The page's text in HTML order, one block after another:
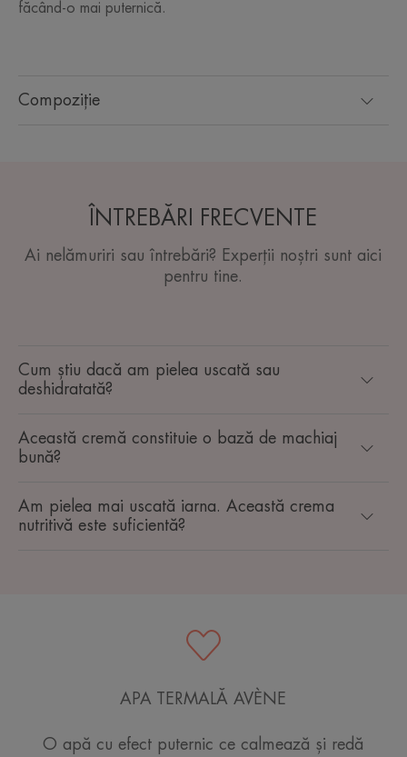
Compoziție
făcând-o mai puternică.
ÎNTREBĂRI FRECVENTE
Ai nelămuriri sau întrebări? Experții noștri sunt aici
pentru tine.
Cum știu dacă am pielea uscată sau
deshidratată?
Această cremă constituie o bază de machiaj
bună?
Am pielea mai uscată iarna. Această crema
nutritivă este suficientă?
APA TERMALĂ AVÈNE
O apă cu efect puternic ce calmează și redă